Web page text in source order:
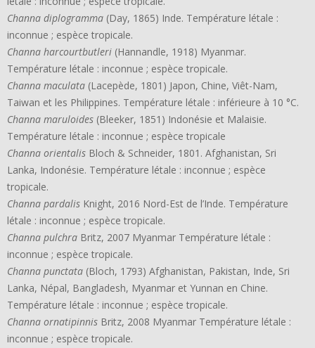
Channa diplogramma (Day, 1865) Inde. Température létale :
inconnue ; espèce tropicale.
Channa harcourtbutleri (Hannandle, 1918) Myanmar.
Température létale : inconnue ; espèce tropicale.
Channa maculata (Lacepède, 1801) Japon, Chine, Viêt-Nam,
Taiwan et les Philippines. Température létale : inférieure à 10 °C.
Channa maruloides (Bleeker, 1851) Indonésie et Malaisie.
Température létale : inconnue ; espèce tropicale
Channa orientalis Bloch & Schneider, 1801. Afghanistan, Sri
Lanka, Indonésie. Température létale : inconnue ; espèce
tropicale.
Channa pardalis Knight, 2016 Nord-Est de l’Inde. Température
létale : inconnue ; espèce tropicale.
Channa pulchra Britz, 2007 Myanmar Température létale :
inconnue ; espèce tropicale.
Channa punctata (Bloch, 1793) Afghanistan, Pakistan, Inde, Sri
Lanka, Népal, Bangladesh, Myanmar et Yunnan en Chine.
Température létale : inconnue ; espèce tropicale.
Channa ornatipinnis Britz, 2008 Myanmar Température létale :
inconnue ; espèce tropicale.